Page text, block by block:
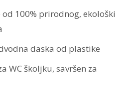
100% prirodnog, ekološki
daska od plastike
WC školjku, savršen za